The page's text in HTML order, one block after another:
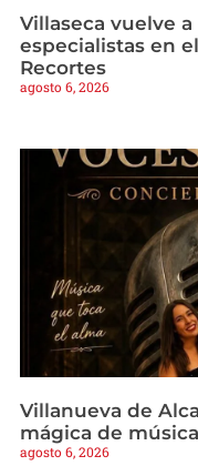
Villaseca vuelve
especialistas en
Recortes
agosto 6, 2026
Villanueva de
mágica de
agosto 6, 2026